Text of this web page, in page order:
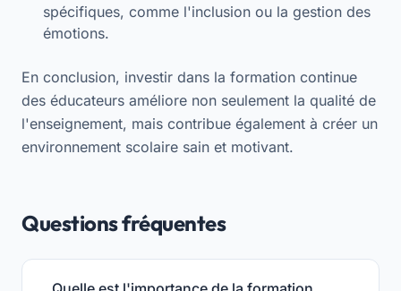
spécifiques, comme l'inclusion ou la gestion des
émotions.
En conclusion, investir dans la formation continue
des éducateurs améliore non seulement la qualité de
l'enseignement, mais contribue également à créer un
environnement scolaire sain et motivant.
Questions fréquentes